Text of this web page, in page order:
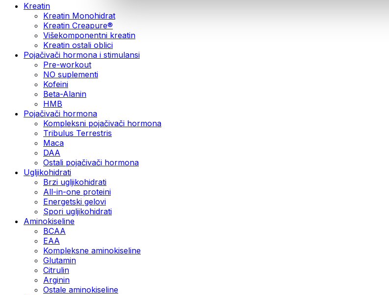
Kreatin
Kreatin Monohidrat
Kreatin Creapure®
Višekomponentni kreatin
Kreatin ostali oblici
Pojačivači hormona i stimulansi
Pre-workout
NO suplementi
Kofeini
Beta-Alanin
HMB
Pojačivači hormona
Kompleksni pojačivači hormona
Tribulus Terrestris
Maca
DAA
Ostali pojačivači hormona
Ugljikohidrati
Brzi ugljikohidrati
All-in-one proteini
Energetski gelovi
Spori ugljikohidrati
Aminokiseline
BCAA
EAA
Kompleksne aminokiseline
Glutamin
Citrulin
Arginin
Ostale aminokiseline